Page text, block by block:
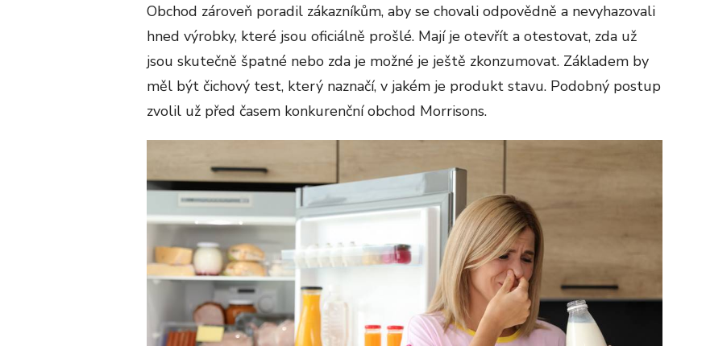
Obchod zároveň poradil zákazníkům, aby se chovali odpovědně a nevyhazovali
hned výrobky, které jsou oficiálně prošlé. Mají je otevřít a otestovat, zda už
jsou skutečně špatné nebo zda je možné je ještě zkonzumovat. Základem by
měl být čichový test, který naznačí, v jakém je produkt stavu. Podobný postup
zvolil už před časem konkurenční obchod Morrisons.